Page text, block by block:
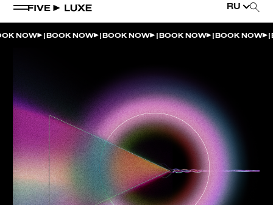
RU
NOW |BOOK NOW |BOOK NOW |BOOK NOW |BOOK NOW |